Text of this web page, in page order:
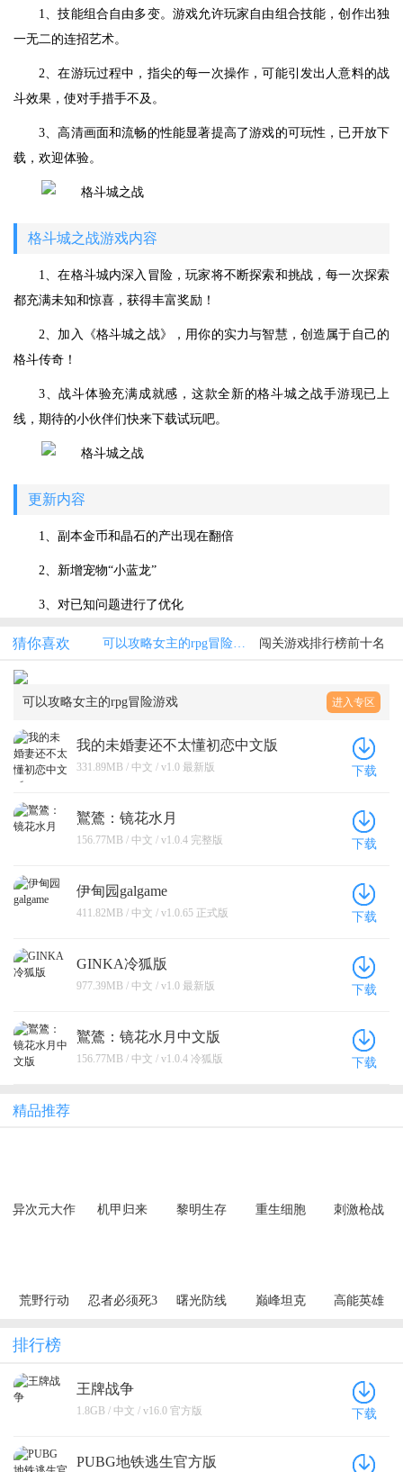
1、技能组合自由多变。游戏允许玩家自由组合技能，创作出独
一无二的连招艺术。
2、在游玩过程中，指尖的每一次操作，可能引发出人意料的战
斗效果，使对手措手不及。
3、高清画面和流畅的性能显著提高了游戏的可玩性，已开放下
载，欢迎体验。
格斗城之战游戏内容
1、在格斗城内深入冒险，玩家将不断探索和挑战，每一次探索
都充满未知和惊喜，获得丰富奖励！
2、加入《格斗城之战》，用你的实力与智慧，创造属于自己的
格斗传奇！
3、战斗体验充满成就感，这款全新的格斗城之战手游现已上
线，期待的小伙伴们快来下载试玩吧。
更新内容
1、副本金币和晶石的产出现在翻倍
2、新增宠物“小蓝龙”
3、对已知问题进行了优化
猜你喜欢 可以攻略女主的rpg冒险游戏 闯关游戏排行榜前十名
可以攻略女主的rpg冒险游戏 进入专区
我的未婚妻还不太懂初恋中文版
331.89MB / 中文 / v1.0 最新版 下载
鸑鷟：镜花水月
156.77MB / 中文 / v1.0.4 完整版 下载
伊甸园galgame
411.82MB / 中文 / v1.0.65 正式版 下载
GINKA冷狐版
977.39MB / 中文 / v1.0 最新版 下载
鸑鷟：镜花水月中文版
156.77MB / 中文 / v1.0.4 冷狐版 下载
精品推荐
异次元大作
机甲归来
黎明生存
重生细胞 刺激枪战
荒野行动 忍者必须死3 曙光防线 巅峰坦克 高能英雄
排行榜
王牌战争
1.8GB / 中文 / v16.0 官方版 下载
PUBG地铁逃生官方版